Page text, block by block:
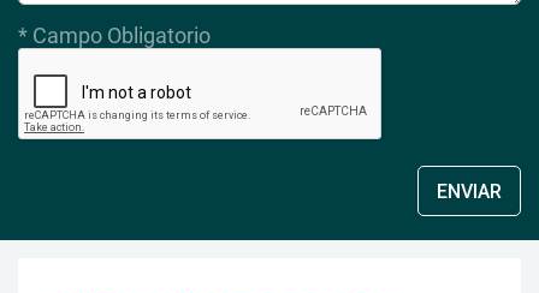
* Campo Obligatorio
ENVIAR